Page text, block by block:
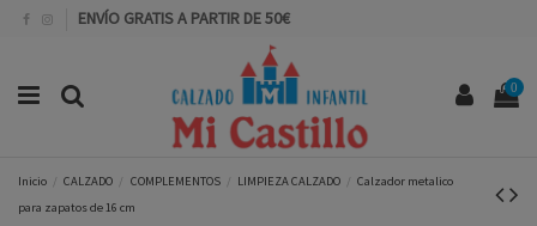
ENVÍO GRATIS A PARTIR DE 50€
0
Inicio CALZADO COMPLEMENTOS LIMPIEZA CALZADO
Calzador metalico
para zapatos de 16 cm